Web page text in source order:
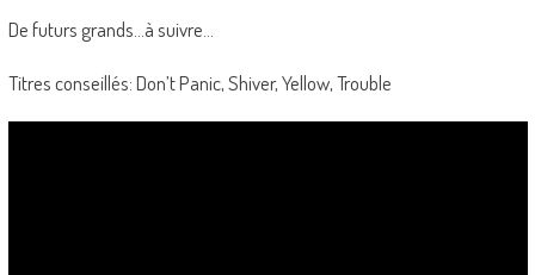
De futurs grands…à suivre…
Titres conseillés: Don’t Panic, Shiver, Yellow, Trouble